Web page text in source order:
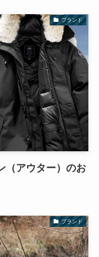
ブランド
（アウター）のお
ブランド